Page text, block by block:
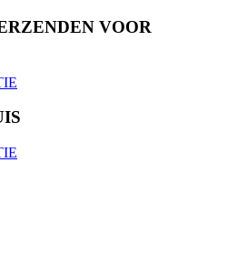
VOOR